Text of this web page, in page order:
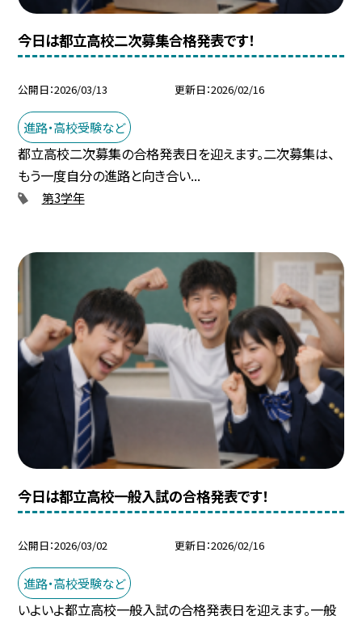
今日は都立高校二次募集合格発表です！
公開日 2026/03/13 更新日 2026/02/16
進路・高校受験など
都立高校二次募集の合格発表日を迎えます。二次募集は、
もう一度自分の進路と向き合い...
第3学年
今日は都立高校一般入試の合格発表です！
公開日 2026/03/02 更新日 2026/02/16
進路・高校受験など
いよいよ都立高校一般入試の合格発表日を迎えます。一般